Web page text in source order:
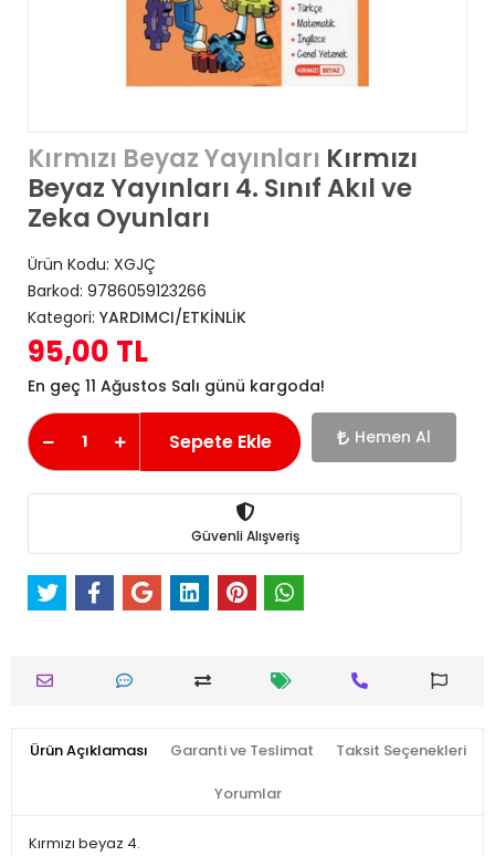
Kırmızı Beyaz Yayınları Kırmızı
Beyaz Yayınları 4. Sınıf Akıl ve
Zeka Oyunları
Ürün Kodu: XGJÇ
Barkod: 9786059123266
Kategori: YARDIMCI/ETKİNLİK
95,00 TL
En geç 11 Ağustos Salı günü kargoda!
Sepete Ekle Hemen Al
Güvenli Alışveriş
Ürün Açıklaması Garanti ve Teslimat Taksit Seçenekleri
Yorumlar
Kırmızı beyaz 4.